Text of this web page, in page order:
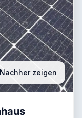
Nachher zeigen